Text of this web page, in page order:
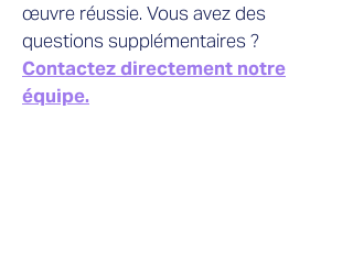
œuvre réussie. Vous avez des
questions supplémentaires ?
Contactez directement notre
équipe.